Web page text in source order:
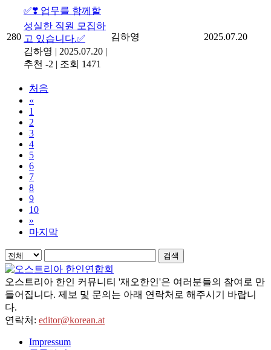
280
✅❣️ 업무를 함께할
성실한 직원 모집하
고 있습니다.✅
김하영 | 2025.07.20 |
추천 -2 | 조회 1471
김하영 2025.07.20
처음
«
1
2
3
4
5
6
7
8
9
10
»
마지막
검색
오스트리아 한인 커뮤니티 '재오한인'은 여러분들의 참여로 만
들어집니다. 제보 및 문의는 아래 연락처로 해주시기 바랍니
다.
연락처: editor@korean.at
Impressum